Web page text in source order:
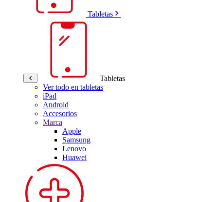
Tabletas
Tabletas
Ver todo en tabletas
iPad
Android
Accesorios
Marca
Apple
Samsung
Lenovo
Huawei